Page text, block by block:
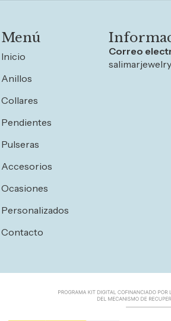
Menú
Inicio
Anillos
Collares
Pendientes
Pulseras
Accesorios
Ocasiones
Personalizados
Contacto
Correo